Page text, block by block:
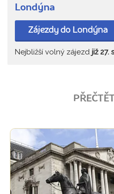
Londýna
Zájezdy do Londýna
Nejbližší volný zájezd již 27.